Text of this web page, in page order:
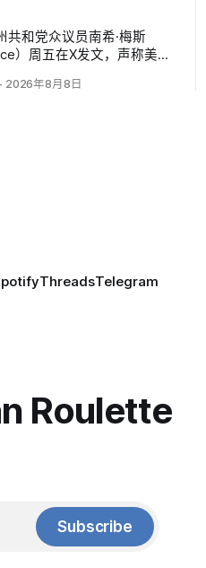
共和党众议员南希·梅斯
）周五在X发文，声称美国
家安全和共和国构成威胁，
2026年8月8日
ThreadsTelegram
Roulette
Subscribe